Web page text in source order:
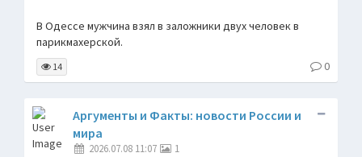
В Одессе мужчина взял в заложники двух человек в
парикмахерской.
14 0
Аргументы и Факты: новости России и
мира
2026.07.08 11:07 1